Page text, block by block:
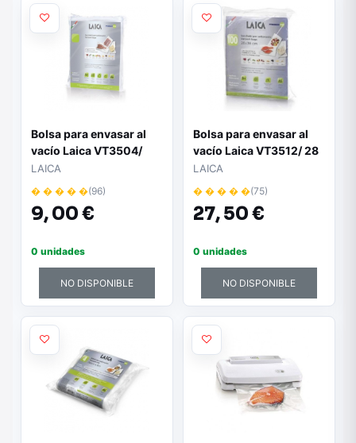
Bolsa para envasar al
vacío Laica VT3504/
20+28cm/ 50 bolsas
LAICA
� � � � �(96)
9,00 €
0 unidades
NO DISPONIBLE
Bolsa para envasar al
vacío Laica VT3512/ 28
X 36cm/ 100 bolsas
LAICA
� � � � �(75)
27,50 €
0 unidades
NO DISPONIBLE